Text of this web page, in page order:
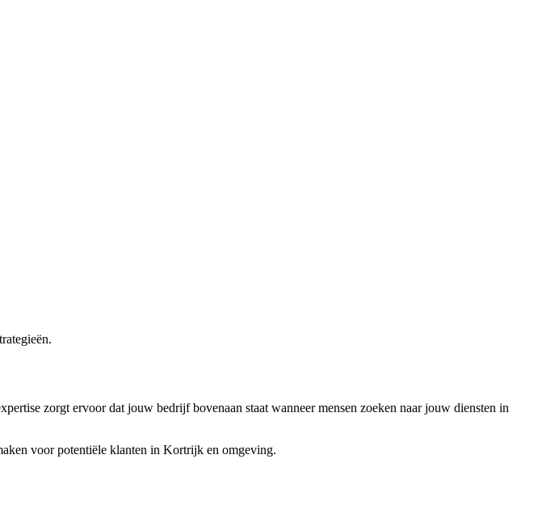
zorgt ervoor dat jouw bedrijf bovenaan staat wanneer mensen zoeken naar jouw diensten in
voor potentiële klanten in Kortrijk en omgeving.